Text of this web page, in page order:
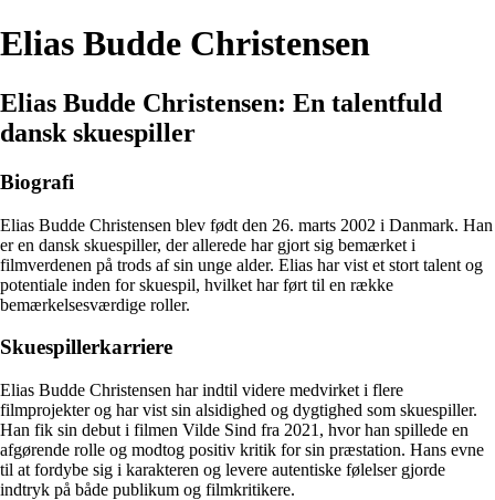
Elias Budde Christensen
Elias Budde Christensen: En talentfuld
dansk skuespiller
Biografi
Elias Budde Christensen blev født den 26. marts 2002 i Danmark. Han
er en dansk skuespiller, der allerede har gjort sig bemærket i
filmverdenen på trods af sin unge alder. Elias har vist et stort talent og
potentiale inden for skuespil, hvilket har ført til en række
bemærkelsesværdige roller.
Skuespillerkarriere
Elias Budde Christensen har indtil videre medvirket i flere
filmprojekter og har vist sin alsidighed og dygtighed som skuespiller.
Han fik sin debut i filmen Vilde Sind fra 2021, hvor han spillede en
afgørende rolle og modtog positiv kritik for sin præstation. Hans evne
til at fordybe sig i karakteren og levere autentiske følelser gjorde
indtryk på både publikum og filmkritikere.